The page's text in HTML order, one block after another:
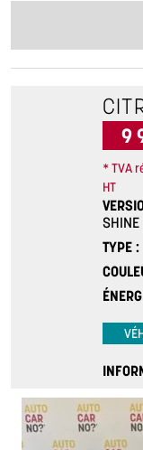
9
* TVA
HT
SHINE
TYPE